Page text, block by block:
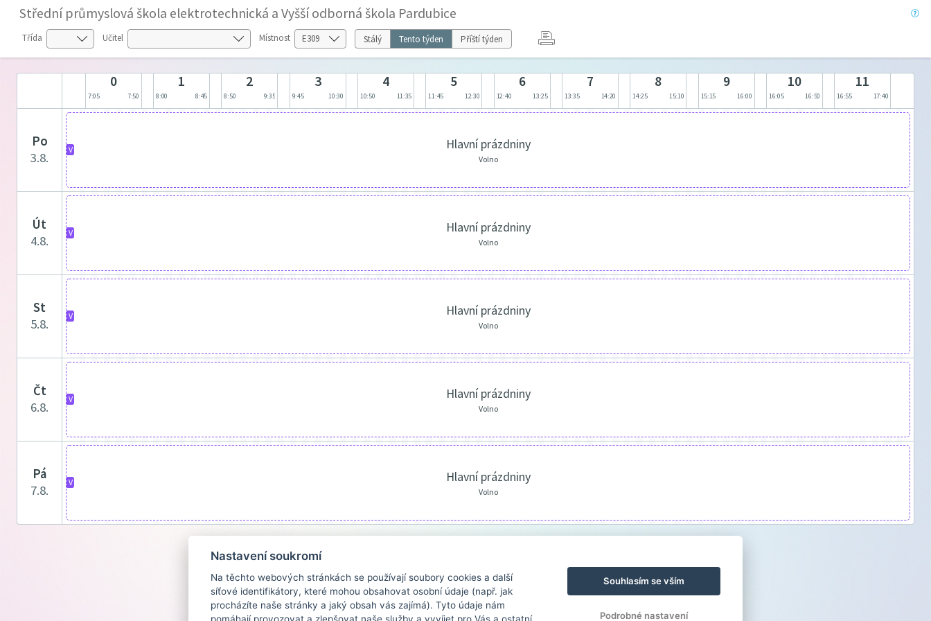
Střední průmyslová škola elektrotechnická a Vyšší odborná škola Pardubice
Třída Učitel Místnost Stálý Tento týden Příští týden
0
7:05 7:50
1
8:00 8:45
2
8:50 9:35
3
9:45 10:30
4
10:50 11:35
5
11:45 12:30
6
12:40 13:25
7
13:35 14:20
8
14:25 15:10
9
15:15 16:00
10
16:05 16:50
11
16:55 17:40
po
3.8.
V Hlavní prázdniny
Volno
út
4.8.
V Hlavní prázdniny
Volno
st
5.8.
V Hlavní prázdniny
Volno
čt
6.8.
V Hlavní prázdniny
Volno
pá
7.8.
V Hlavní prázdniny
Volno
Nastavení soukromí
Na těchto webových stránkách se používají soubory cookies a další
síťové identifikátory, které mohou obsahovat osobní údaje (např. jak
procházíte naše stránky a jaký obsah vás zajímá). Tyto údaje nám
Souhlasím se vším
Podrobné nastavení